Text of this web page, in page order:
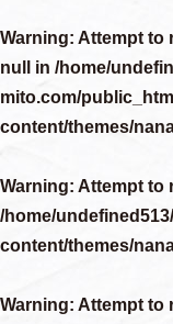
Warning: Attempt to
null in /home/
mito.com/
content/themes/
Warning: Attempt to
/home/
content/themes/
Warning: Attempt to